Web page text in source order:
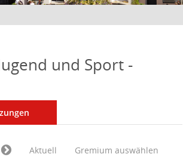
und Sport -
Aktuell Gremium auswählen